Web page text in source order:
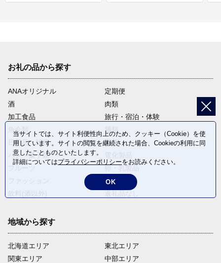
お礼の品から探す
ANAオリジナル
定期便
酒
肉類
加工食品
旅行・宿泊・体験
魚介類
麺類
日用品・雑貨
野菜
パン・菓子類
卵・乳製品
米・穀物
地域から探す
北海道エリア
関東エリア
東北エリア
中部エリア
当サイトでは、サイト利便性向上のため、クッキー（Cookie）を使
用しています。サイトの閲覧を継続された場合、Cookieの利用に同
意したことものといたします。
詳細についてはプライバシーポリシーをお読みください。
OK